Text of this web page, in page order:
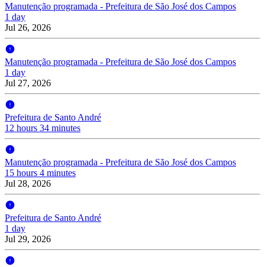
Manutenção programada - Prefeitura de São José dos Campos
1 day
Jul 26, 2026
Manutenção programada - Prefeitura de São José dos Campos
1 day
Jul 27, 2026
Prefeitura de Santo André
12 hours 34 minutes
Manutenção programada - Prefeitura de São José dos Campos
15 hours 4 minutes
Jul 28, 2026
Prefeitura de Santo André
1 day
Jul 29, 2026